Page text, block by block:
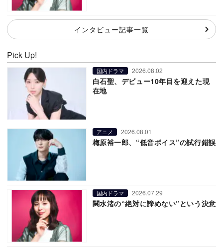
インタビュー記事一覧
Pick Up!
国内ドラマ 2026.08.02
白石聖、デビュー10年目を迎えた現
在地
アニメ 2026.08.01
梅原裕一郎、“低音ボイス”の試行錯誤
国内ドラマ 2026.07.29
関水渚の“絶対に諦めない”という決意